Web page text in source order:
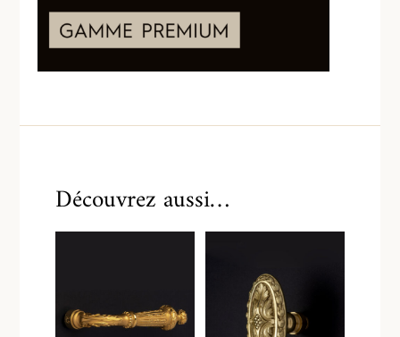
Découvrez aussi…